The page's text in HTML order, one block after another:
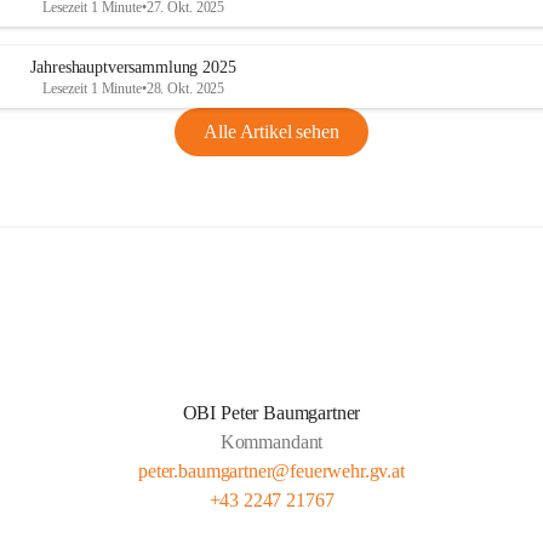
Lesezeit 1 Minute•27. Okt. 2025
Jahreshauptversammlung 2025
Lesezeit 1 Minute•28. Okt. 2025
Alle Artikel sehen
OBI Peter Baumgartner
Kommandant
peter.baumgartner@feuerwehr.gv.at
+43 2247 21767